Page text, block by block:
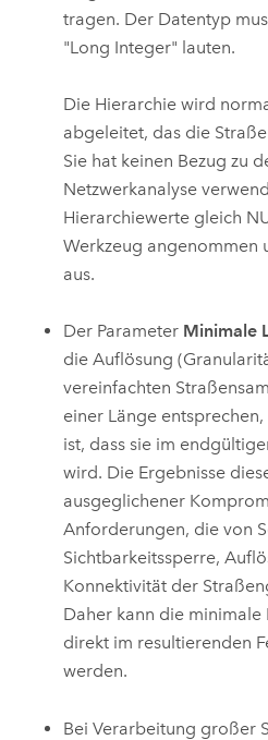
tragen. Der Datentyp
"Long Integer" lauten.
Die Hierarchie wird
abgeleitet, das die
Sie hat keinen Bezug zu
Netzwerkanalyse
Hierarchiewerte gleich
Werkzeug angenommen
aus.
Der Parameter Minimale
die Auflösung
vereinfachten
einer Länge
ist, dass sie im
wird. Die Ergebnisse
ausgeglichener
Anforderungen, die von
Sichtbarkeitssperre,
Konnektivität der
Daher kann die
direkt im resultierenden
werden.
Bei Verarbeitung großer